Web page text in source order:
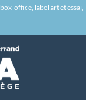
office, label art et essai,